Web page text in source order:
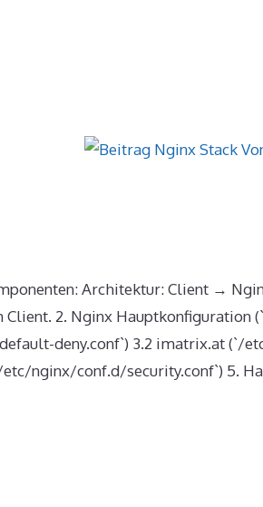
Architektur: Client →
2. Nginx
deny.conf`) 3.2 imatrix.at (`/
nginx/conf.d/security.conf`) 5.